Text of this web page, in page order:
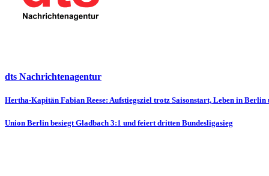
dts Nachrichtenagentur
Beitragsnavigation
Hertha-Kapitän Fabian Reese: Aufstiegsziel trotz Saisonstart, Leben in
Union Berlin besiegt Gladbach 3:1 und feiert dritten Bundesligasieg